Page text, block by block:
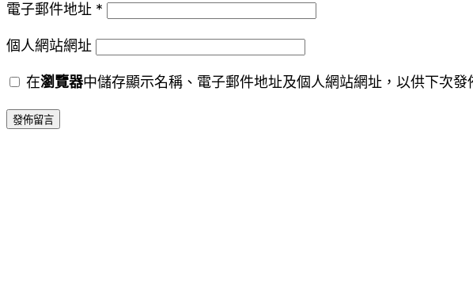
電子郵件地址 *
個人網站網址
在瀏覽器中儲存顯示名稱、電子郵件地址及個人網站網址，以供下次發